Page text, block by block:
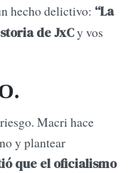
hecho delictivo: “La
de JxCy vos
Macri hace
y plantear
que el oficialismo